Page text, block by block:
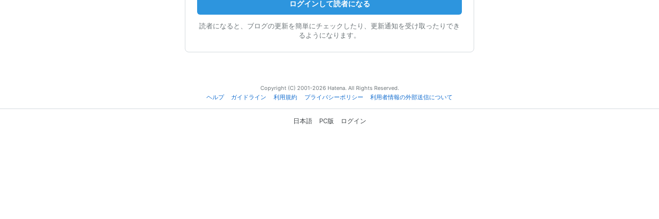
ログインして読者になる
読者になると、ブログの更新を簡単にチェックしたり、更新通知を受け取ったりでき
るようになります。
Copyright (C) 2001-2026 Hatena. All Rights Reserved.
ヘルプ
ガイドライン 利用規約 プライバシーポリシー 利用者情報の外部送信について
日本語 PC版 ログイン